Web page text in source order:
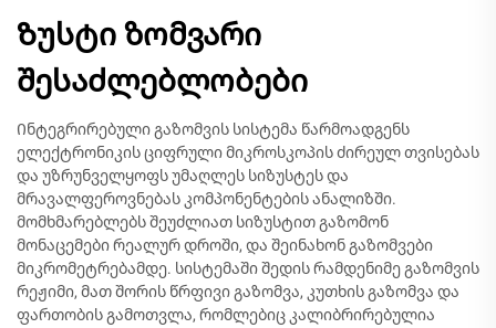
Ზუსტი ზომვარი
შესაძლებლობები
Ინტეგრირებული გაზომვის სისტემა წარმოადგენს
ელექტრონიკის ციფრული მიკროსკოპის ძირეულ თვისებას
და უზრუნველყოფს უმაღლეს სიზუსტეს და
მრავალფეროვნებას კომპონენტების ანალიზში.
მომხმარებლებს შეუძლიათ სიზუსტით გაზომონ
მონაცემები რეალურ დროში, და შეინახონ გაზომვები
მიკრომეტრებამდე. სისტემაში შედის რამდენიმე გაზომვის
რეჟიმი, მათ შორის წრფივი გაზომვა, კუთხის გაზომვა და
ფართობის გამოთვლა, რომლებიც კალიბრირებულია